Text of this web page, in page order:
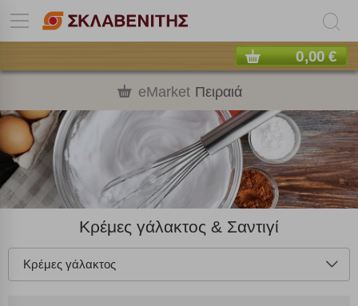
0,00 €
eMarket Πειραιά
Κρέμες γάλακτος & Σαντιγί
Κρέμες γάλακτος